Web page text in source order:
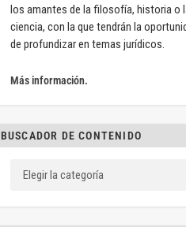
los amantes de la filosofía, historia o
ciencia, con la que tendrán la
de profundizar en temas jurídicos.
Más información.
BUSCADOR DE CONTENIDO